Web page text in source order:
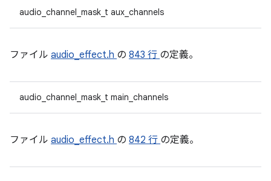
audio_channel_mask_t aux_channels
ファイル audio_effect.h の 843 行 の定義。
audio_channel_mask_t main_channels
ファイル audio_effect.h の 842 行 の定義。